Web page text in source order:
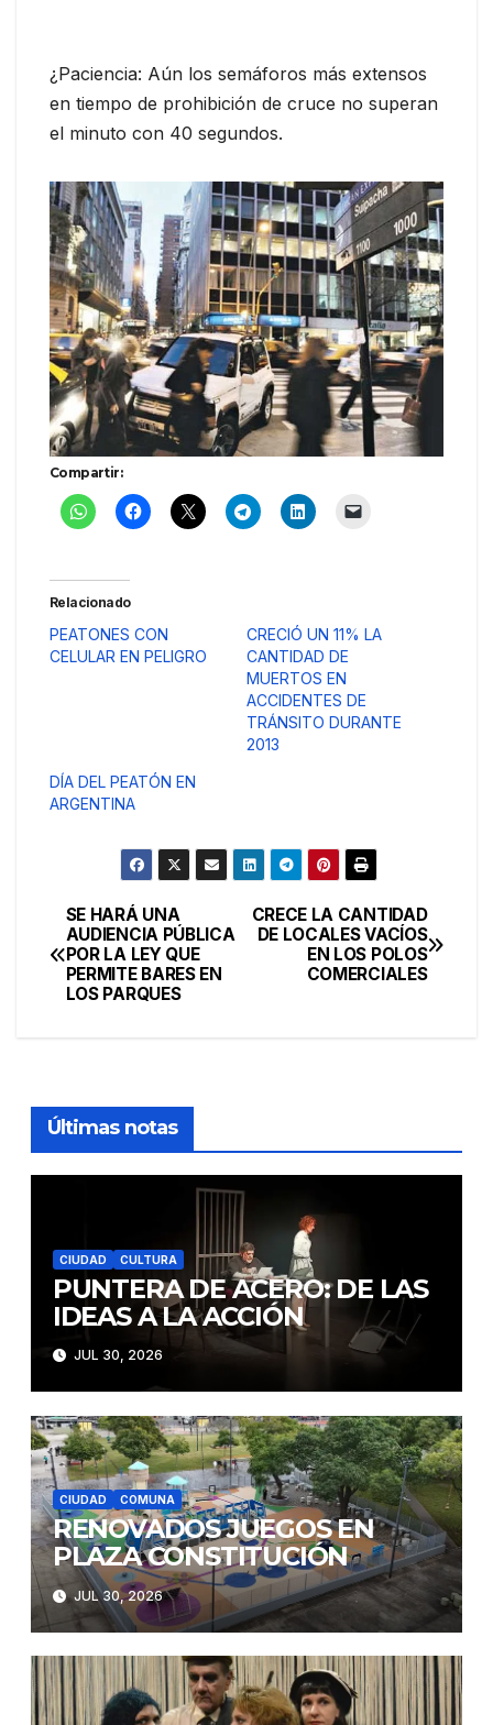
¿Paciencia: Aún los semáforos más extensos
en tiempo de prohibición de cruce no superan
el minuto con 40 segundos.
Compartir:
Relacionado
PEATONES CON
CELULAR EN PELIGRO
CRECIÓ UN 11% LA
CANTIDAD DE
MUERTOS EN
ACCIDENTES DE
TRÁNSITO DURANTE
2013
DÍA DEL PEATÓN EN
ARGENTINA
Navegación
de
CRECE LA CANTIDAD
DE LOCALES VACÍOS
EN LOS POLOS
COMERCIALES
SE HARÁ UNA
AUDIENCIA PÚBLICA
POR LA LEY QUE
PERMITE BARES EN
LOS PARQUES
Últimas notas
CIUDAD CULTURA
PUNTERA DE ACERO: DE LAS
IDEAS A LA ACCIÓN
JUL 30, 2026
CIUDAD COMUNA
RENOVADOS JUEGOS EN
PLAZA CONSTITUCIÓN
JUL 30, 2026